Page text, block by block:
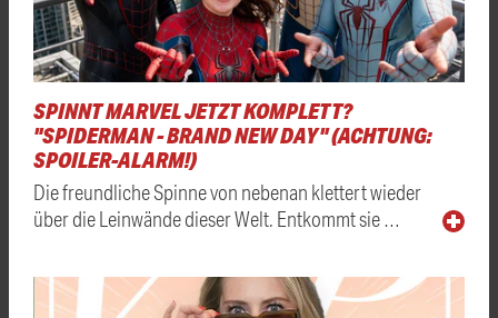
SPINNT MARVEL JETZT KOMPLETT?
"SPIDERMAN - BRAND NEW DAY" (ACHTUNG:
SPOILER-ALARM!)
Die freundliche Spinne von nebenan klettert wieder
über die Leinwände dieser Welt. Entkommt sie …